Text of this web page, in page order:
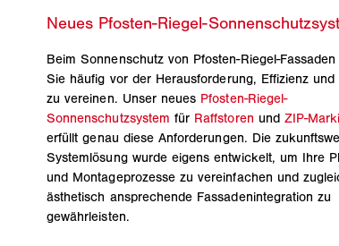
Beim Sonnenschutz von Pfosten-Riegel-
Sie häufig vor der Herausforderung, Effizienz und
zu vereinen. Unser neues Pfosten-Riegel-
Sonnenschutzsystem für Raffstoren und ZIP-
erfüllt genau diese Anforderungen. Die
Systemlösung wurde eigens entwickelt, um Ihre
und Montageprozesse zu vereinfachen und
ästhetisch ansprechende Fassadenintegration zu
gewährleisten.